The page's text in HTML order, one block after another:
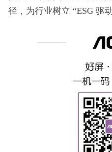
径，为行业树立 “ESG 驱